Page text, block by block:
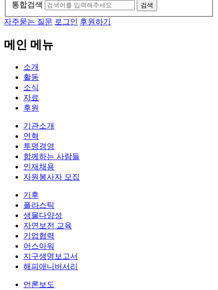
통합검색
검색
자주묻는 질문 로그인 후원하기
메인 메뉴
소개
활동
소식
자료
후원
기관소개
연혁
투명경영
함께하는 사람들
인재채용
자원봉사자 모집
기후
플라스틱
생물다양성
자연보전 교육
기업협력
어스아워
지구생명보고서
해피애니버서리
언론보도